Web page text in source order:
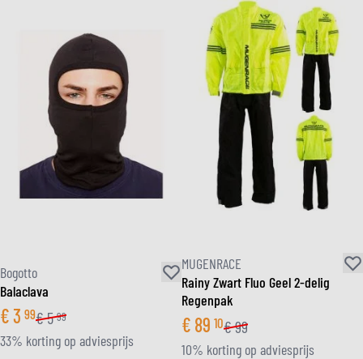
Bogotto
Balaclava
€3 99€5 99
33% korting op adviesprijs
MUGENRACE
Rainy Zwart Fluo Geel 2-delig
Regenpak
€ 89 10€99
10% korting op adviesprijs